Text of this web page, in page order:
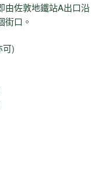
由佐敦地鐵站A出口沿
街口。
可)